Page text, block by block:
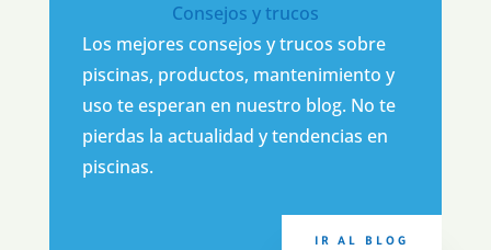
Consejos y trucos
Los mejores consejos y trucos sobre
piscinas, productos, mantenimiento y
uso te esperan en nuestro blog. No te
pierdas la actualidad y tendencias en
piscinas.
IR AL BLOG